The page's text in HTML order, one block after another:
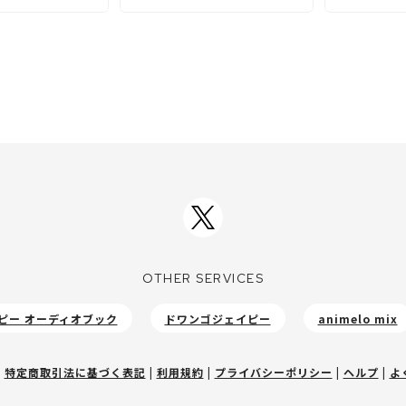
OTHER SERVICES
ー オーディオブック ドワンゴジェイピー animelo mix
特定商取引法に基づく表記 | 利用規約 | プライバシーポリシー | ヘルプ | よ